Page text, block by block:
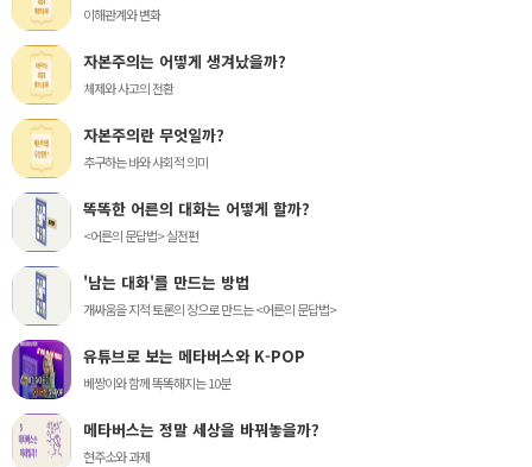
이해관계와 변화
자본주의는 어떻게 생겨났을까?
체제와 사고의 전환
자본주의란 무엇일까?
추구하는 바와 사회적 의미
똑똑한 어른의 대화는 어떻게 할까?
<어른의 문답법> 실전편
'남는 대화'를 만드는 방법
개싸움을 지적 토론의 장으로 만드는 <어른의 문답법>
유튜브로 보는 메타버스와 K-POP
베짱이와 함께 똑똑해지는 10분
메타버스는 정말 세상을 바꿔놓을까?
현주소와 과제